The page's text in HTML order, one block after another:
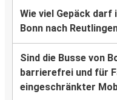
Wie viel Gepäck darf
Bonn nach
Sind die Busse von
barrierefrei und für
eingeschränkter